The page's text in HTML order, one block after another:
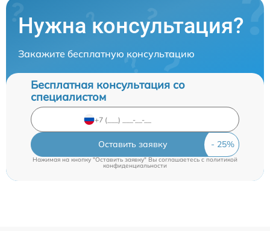
Нужна консультация?
Закажите бесплатную консультацию
Бесплатная консультация со
специалистом
Оставить заявку
Нажимая на кнопку "Оставить заявку" Вы соглашаетесь cполитикой
конфиденциальности